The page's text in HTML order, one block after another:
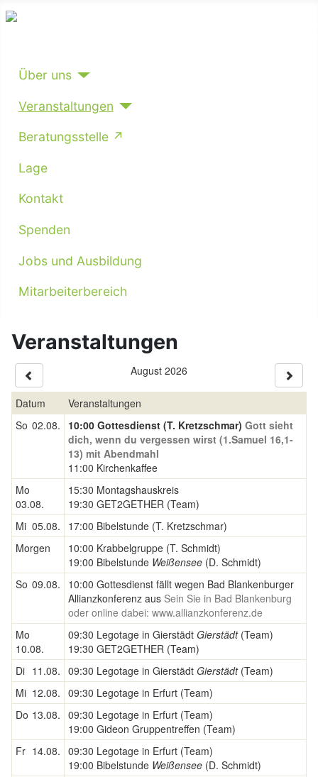
Über uns
Veranstaltungen
Beratungsstelle
Lage
Kontakt
Spenden
Jobs und Ausbildung
Mitarbeiterbereich
Veranstaltungen